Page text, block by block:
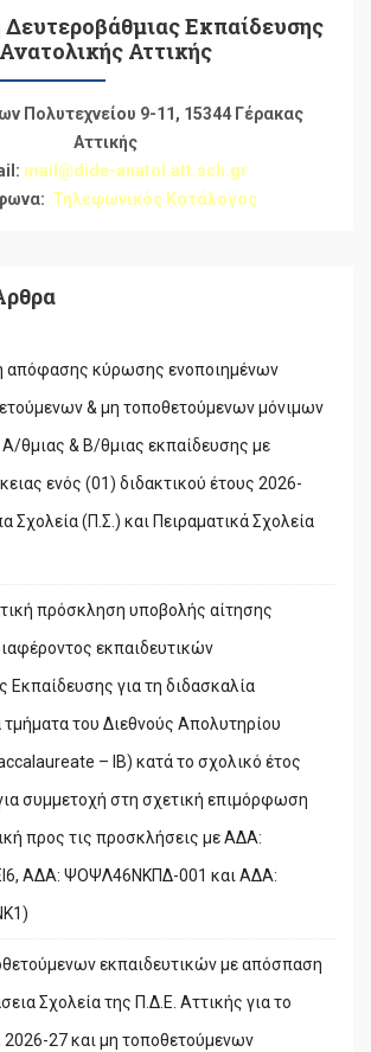
Εκπαίδευσης
Ανατολικής Αττικής
Πολυτεχνείου 9-11, 15344 Γέρακας
Αττικής
mail@dide-anatol.att.sch.gr
Τηλεφωνικός Κατάλογος
απόφασης κύρωσης ενοποιημένων
& μη τοποθετούμενων μόνιμων
θμιας & Β/θμιας εκπαίδευσης με
ενός (01) διδακτικού έτους 2026-
Σχολεία (Π.Σ.) και Πειραματικά Σχολεία
πρόσκληση υποβολής αίτησης
εκπαιδευτικών
Εκπαίδευσης για τη διδασκαλία
του Διεθνούς Απολυτηρίου
– IB) κατά το σχολικό έτος
συμμετοχή στη σχετική επιμόρφωση
προς τις προσκλήσεις με ΑΔΑ:
ΑΔΑ: ΨΟΨΛ46ΝΚΠΔ-001 και ΑΔΑ:
εκπαιδευτικών με απόσπαση
Σχολεία της Π.Δ.Ε. Αττικής για το
2026-27 και μη τοποθετούμενων